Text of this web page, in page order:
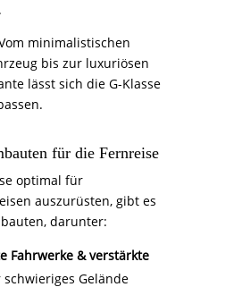
minimalistischen
bis zur luxuriösen
lässt sich die G-Klasse
für die Fernreise
optimal für
auszurüsten, gibt es
darunter:
Fahrwerke & verstärkte
Gelände